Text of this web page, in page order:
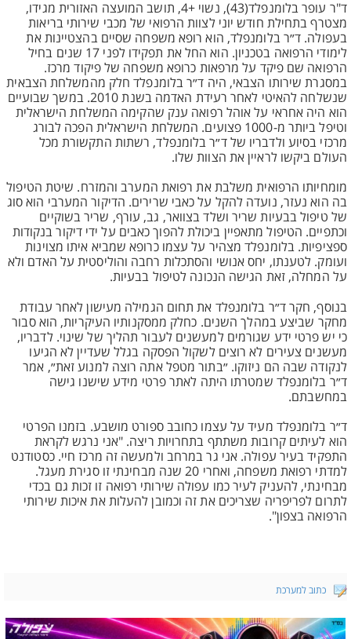
ד"ר עופר בלומנפלד(43), נשוי +4, תושב המועצה האזורית מגידו,
מצטרף בתחילת חודש יוני לצוות הרפואי של מכבי שירותי בריאות
בעפולה. ד״ר בלומנפלד, הוא רופא משפחה שסיים בהצטיינות את
לימודי הרפואה בטכניון. הוא החל את תפקידו לפני 17 שנים בחיל
הרפואה שם פיקד על מרפאות כרופא משפחה של פיקוד מרכז.
במסגרת שירותו הצבאי, היה ד״ר בלומנפלד חלק מהמשלחת הצבאית
שנשלחה להאיטי לאחר רעידת האדמה בשנת 2010. במשך שבועיים
הוא היה אחראי על אוהל רפואה ענק שהקימה המשלחת הישראלית
וטיפל ביותר מ-1000 פצועים. המשלחת הישראלית הפכה לבורג
מרכזי בסיוע ולדבריו של ד״ר בלומנפלד, רשתות התקשורת מכל
העולם ביקשו לראיין את הצוות שלו.
מומחיותו הרפואית משלבת את רפואת המערב והמזרח. שיטת הטיפול
בה הוא נעזר, נועדה להקל על כאבי שרירים. הדיקור המערבי הוא סוג
של טיפול בבעיות שריר ושלד בצוואר, גב, עורף, שריר בשוקיים
וכתפיים. הטיפול מתאפיין ביכולת להפוך כאבים על ידי דיקור בנקודות
ספציפיות. בלומנפלד מצהיר על עצמו כרופא שמביא איתו מצוינות
ועומק. לטענתו, יחס אנושי והסתכלות רחבה והוליסטית על האדם ולא
על המחלה, זאת הגישה הנכונה לטיפול בבעיות.
בנוסף, חקר ד״ר בלומנפלד את תחום הגמילה מעישון לאחר עבודת
מחקר שביצע במהלך השנים. כחלק ממסקנותיו העיקריות, הוא סבור
כי יש פרטי ידע שגורמים למעשנים לעבור תהליך של שינוי. לדבריו,
מעשנים צעירים לא רוצים לשקול הפסקה בגלל שעדיין לא הגיעו
לנקודה שבה הם ניזוקו. ״בתור מטפל אתה רוצה למנוע זאת״, אמר
ד״ר בלומנפלד שמטרתו היתה לאתר פרטי מידע שישנו גישה
במחשבתם.
ד״ר בלומנפלד מעיד על עצמו כחובב ספורט מושבע. בזמנו הפרטי
הוא לעיתים קרובות משתתף בתחרויות ריצה. "אני נרגש לקראת
התפקיד בעיר עפולה. אני גר במרחב ולמעשה זה מרכז חיי. כסטודנט
למדתי רפואת משפחה, ואחרי 20 שנה מבחינתי זו סגירת מעגל.
מבחינתי, להעניק לעיר כמו עפולה שירותי רפואה זו זכות גם בכדי
לתרום לפריפריה שצריכים את זה וכמובן להעלות את איכות שירותי
הרפואה בצפון".
כתוב למערכת